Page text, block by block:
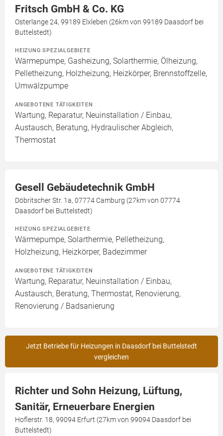
Fritsch GmbH & Co. KG
Osterlange 24, 99189 Elxleben (26km von 99189 Daasdorf bei
Buttelstedt)
HEIZUNG SPEZIALGEBIETE
Wärmepumpe, Gasheizung, Solarthermie, Ölheizung,
Pelletheizung, Holzheizung, Heizkörper, Brennstoffzelle,
Umwälzpumpe
ANGEBOTENE TÄTIGKEITEN
Wartung, Reparatur, Neuinstallation / Einbau,
Austausch, Beratung, Hydraulischer Abgleich,
Thermostat
Gesell Gebäudetechnik GmbH
Döbritscher Str. 1a, 07774 Camburg (27km von 07774
Daasdorf bei Buttelstedt)
HEIZUNG SPEZIALGEBIETE
Wärmepumpe, Solarthermie, Pelletheizung,
Holzheizung, Heizkörper, Badezimmer
ANGEBOTENE TÄTIGKEITEN
Wartung, Reparatur, Neuinstallation / Einbau,
Austausch, Beratung, Thermostat, Renovierung,
Renovierung / Badsanierung
Jetzt Betriebe für Heizungen in Daasdorf bei Buttelstedt
vergleichen
Richter und Sohn Heizung, Lüftung,
Sanitär, Erneuerbare Energien
Hoflerstr. 18, 99094 Erfurt (27km von 99094 Daasdorf bei
Buttelstedt)